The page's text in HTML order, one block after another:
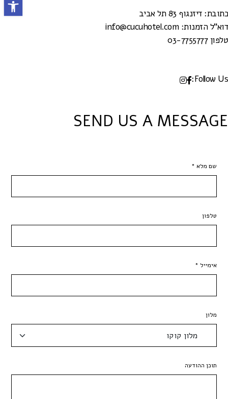
כתובת: דיזנגוף 83 תל אביב
דוא"ל הזמנות: info@cucuhotel.com
טלפון 03-7755777
Follow Us:
SEND US A MESSAGE
שם מלא *
טלפון
אימייל *
מלון
תוכן ההודעה